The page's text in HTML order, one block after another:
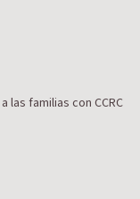
las familias con CCRC